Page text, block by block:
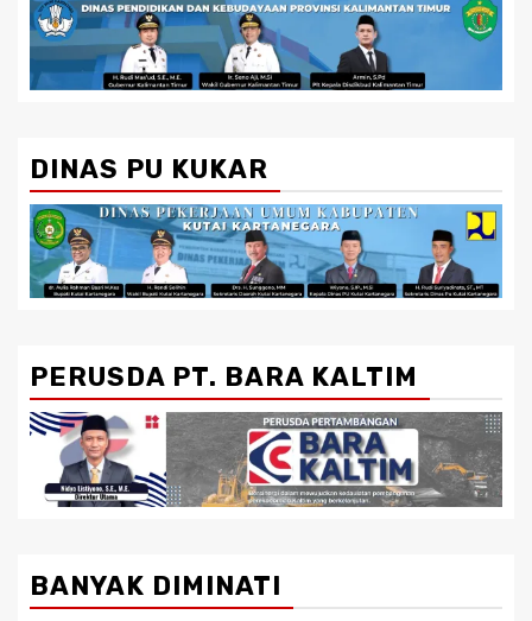
DINAS PU KUKAR
PERUSDA PT. BARA KALTIM
BANYAK DIMINATI